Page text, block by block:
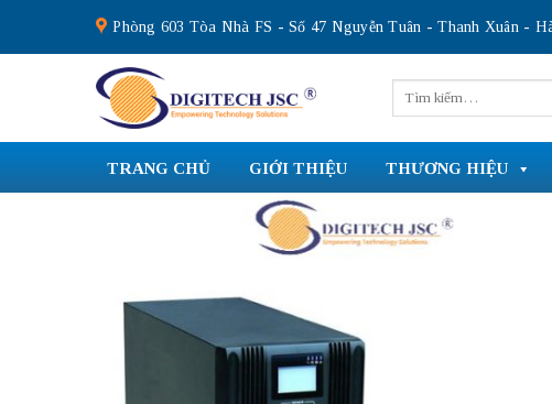
content
Phòng 603 Tòa Nhà FS - Số 47 Nguyễn Tuân - Thanh Xuân -
kiếm:
TRANG CHỦ GIỚI THIỆU THƯƠNG HIỆU